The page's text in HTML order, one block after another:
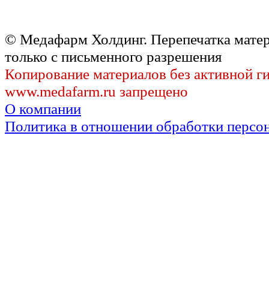
© Медафарм Холдинг. Перепечатка
только с письменного разрешения
Копирование материалов без активной
www.medafarm.ru запрещено
О компании
Политика в отношении обработки